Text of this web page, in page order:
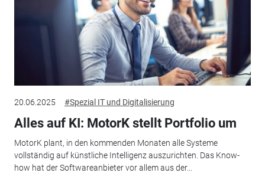
20.06.2025 #Spezial IT und Digitalisierung
Alles auf KI: MotorK stellt Portfolio um
MotorK plant, in den kommenden Monaten alle Systeme
vollständig auf künstliche Intelligenz auszurichten. Das Know-
how hat der Softwareanbieter vor allem aus der...